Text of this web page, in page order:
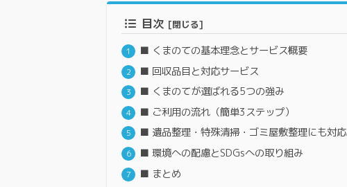
目次
■ くまのての基本理念とサービス概要
■ 回収品目と対応サービス
■ くまのてが選ばれる5つの強み
■ ご利用の流れ（簡単3ステップ）
■ 遺品整理・特殊清掃・ゴミ屋敷整理にも対応
■ 環境への配慮とSDGsへの取り組み
■ まとめ